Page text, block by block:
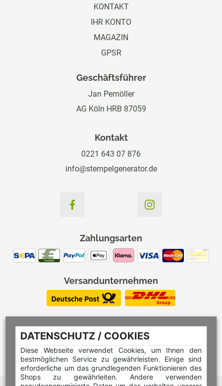
DATENSCHUTZ / COOKIES
Diese Webseite verwendet Cookies, um Ihnen den
bestmöglichen Service zu gewährleisten. Einige sind
erforderliche um das grundlegenden Funktionieren des
Shops zu gewährleiten. Andere verwenden
KONTAKT
IHR KONTO
MAGAZIN
GPSR
Geschäftsführer
Jan Pemöller
AG Köln HRB 87059
Kontakt
0221 643 07 876
info@stempelgenerator.de
Zahlungsarten
Versandunternehmen